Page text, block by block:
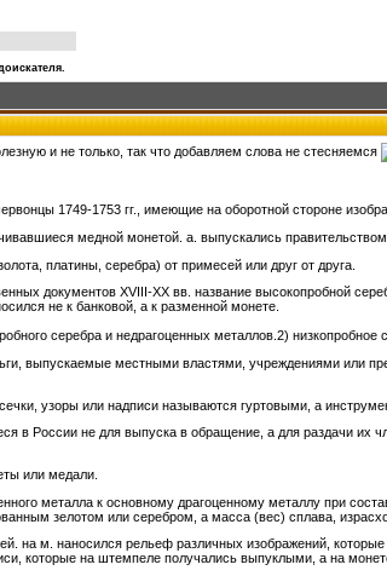
и не только, так что добавляем слова не стесняемся
1749-1753 гг., имеющие на оборотной стороне
медной монетой. а. выпускались
платины, серебра) от примесей или друг от друга.
документов XVIII-XX вв. название высокопробной
не к банковой, а к разменной монете.
серебра и недрагоценных металлов.2)
выпускаемые местными властями, учреждениями или
узоры или надписи называются гуртовыми, а
в России не для выпуска в обращение, а для раздачи
или медали.
металла к основному драгоценному металлу при
зелотом или серебром, а масса (вес) сплава,
на м. наносился рельеф различных изображений,
которые на штемпеле получались выпуклыми, а на